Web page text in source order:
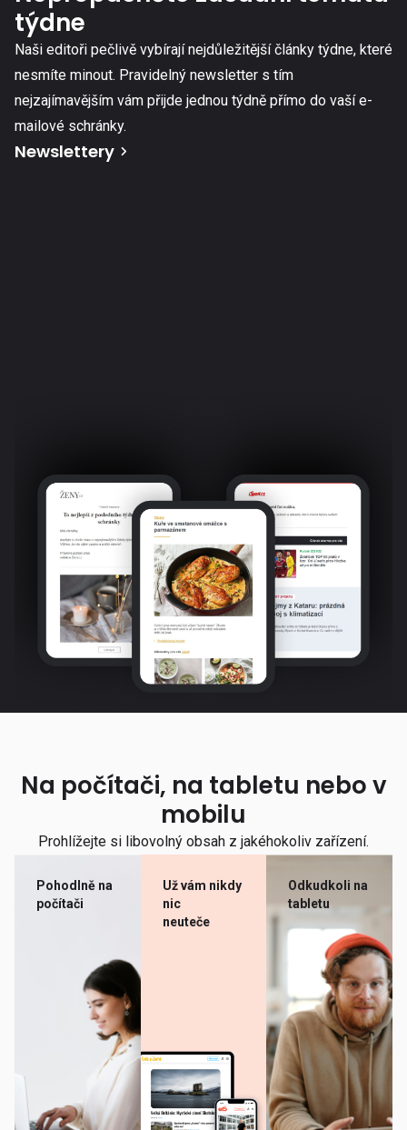
týdne
Naši editoři pečlivě vybírají nejdůležitější články týdne, které
nesmíte minout. Pravidelný newsletter s tím
nejzajímavějším vám přijde jednou týdně přímo do vaší e-
mailové schránky.
Newslettery
Na počítači, na tabletu nebo v
mobilu
Prohlížejte si libovolný obsah z jakéhokoliv zařízení.
Pohodlně na
počítači
Už vám nikdy
nic
neuteče
Odkudkoli na
tabletu